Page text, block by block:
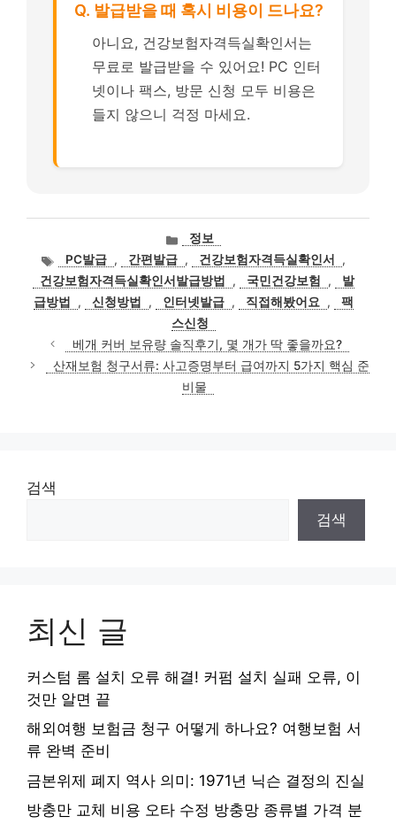
Q. 발급받을 때 혹시 비용이 드나요?
아니요, 건강보험자격득실확인서는
무료로 발급받을 수 있어요! PC 인터
넷이나 팩스, 방문 신청 모두 비용은
들지 않으니 걱정 마세요.
카
고
리
정보
태
그
PC발급 , 간편발급 , 건강보험자격득실확인서
,
건강보험자격득실확인서발급방법
, 국민건강보험 ,
발
급방법
, 신청방법 , 인터넷발급 , 직접해봤어요 ,
팩
스신청
베개 커버 보유량 솔직후기, 몇 개가 딱 좋을까요?
산재보험 청구서류: 사고증명부터 급여까지 5가지 핵심 준
비물
검색
검색
최신 글
커스텀 롬 설치 오류 해결! 커펌 설치 실패 오류, 이
것만 알면 끝
해외여행 보험금 청구 어떻게 하나요? 여행보험 서
류 완벽 준비
금본위제 폐지 역사 의미: 1971년 닉슨 결정의 진실
방충만 교체 비용 오타 수정 방충망 종류별 가격 분